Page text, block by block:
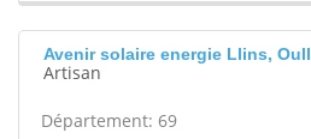
Avenir solaire energie Llins,
Artisan
Département: 69